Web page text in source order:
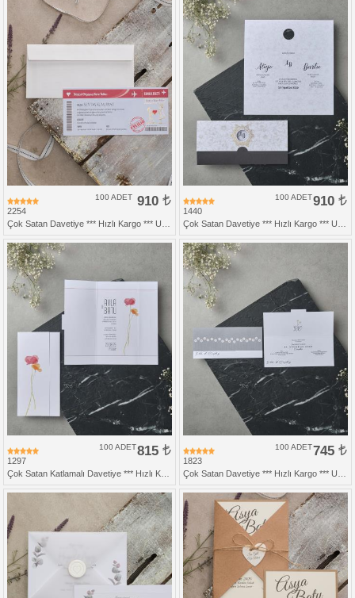
2254
910
100 ADET
1440
910
100 ADET
1297
815
100 ADET
1823
745
100 ADET